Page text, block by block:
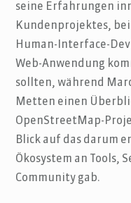
seine Erfahrungen
Kundenprojektes,
Human-Interface-
Web-Anwendung
sollten, während
Metten einen
OpenStreetMap-
Blick auf das darum
Ökosystem an Tools,
Community gab.